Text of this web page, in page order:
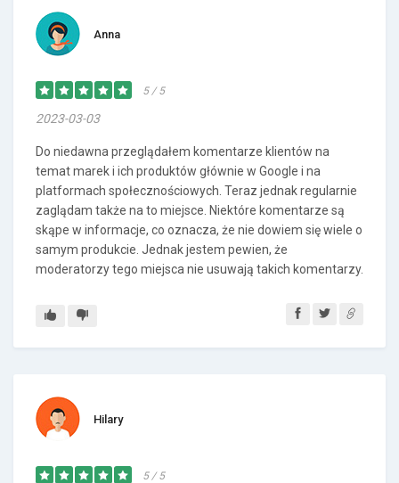
Anna
5 / 5
2023-03-03
Do niedawna przeglądałem komentarze klientów na
temat marek i ich produktów głównie w Google i na
platformach społecznościowych. Teraz jednak regularnie
zaglądam także na to miejsce. Niektóre komentarze są
skąpe w informacje, co oznacza, że nie dowiem się wiele o
samym produkcie. Jednak jestem pewien, że
moderatorzy tego miejsca nie usuwają takich komentarzy.
Hilary
5 / 5